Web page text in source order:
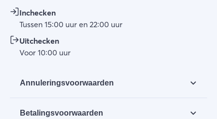
Inchecken
Tussen 15:00 uur en 22:00 uur
Uitchecken
Voor 10:00 uur
Annuleringsvoorwaarden
worden melden aan BGH en daarna per
Betalingsvoorwaarden